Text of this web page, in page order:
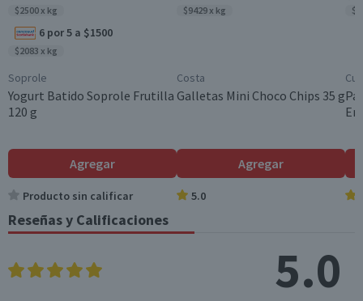
*Ingesta de referencia de un adulto promedio (8400 kj / 2000 kcal)
$2500 x kg
6 por 5 a $1500
$2083 x kg
Soprole
Yogurt Batido Soprole Frutilla
120 g
Agregar
Producto sin calificar
$9429 x kg
Costa
Galletas Mini Choco Chips 35 g
Agregar
5.0
Reseñas y Calificaciones
5.0